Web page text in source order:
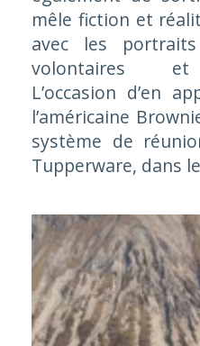
mêle fiction et
avec les
volontaires et
L’occasion d’en
l’américaine
système de
Tupperware, dans